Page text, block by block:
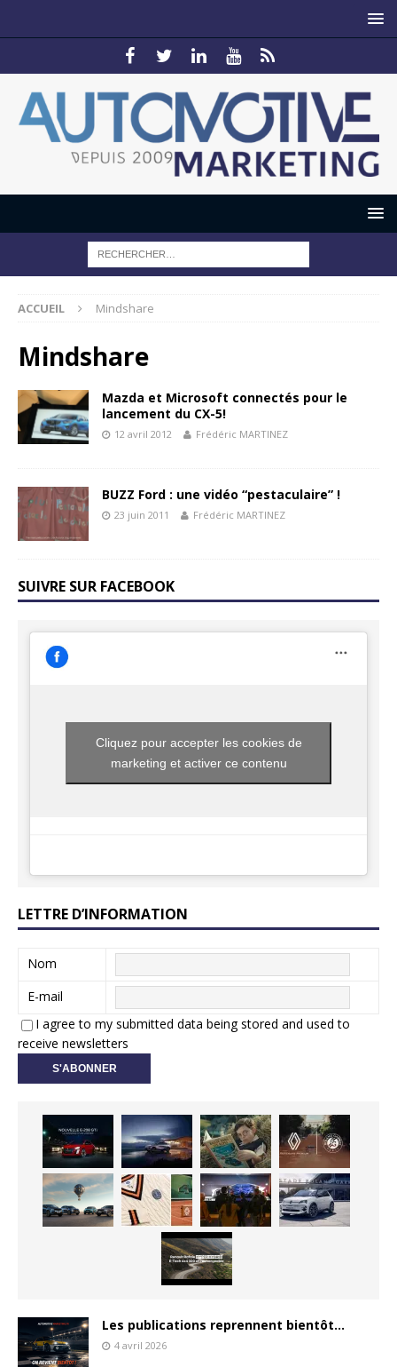
ACCUEIL Mindshare
Mindshare
Mazda et Microsoft connectés pour le
lancement du CX-5!
12 avril 2012 Frédéric MARTINEZ
BUZZ Ford : une vidéo “pestaculaire” !
23 juin 2011 Frédéric MARTINEZ
SUIVRE SUR FACEBOOK
Cliquez pour accepter les cookies de
marketing et activer ce contenu
LETTRE D’INFORMATION
Nom
E-mail
I agree to my submitted data being stored and used to
receive newsletters
Les publications reprennent bientôt…
4 avril 2026